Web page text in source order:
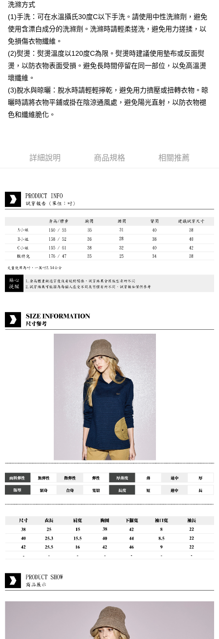
付款後全家取貨
每筆NT$80，滿NT$399(含以上)免運費
付款後7-11取貨
每筆NT$80，滿NT$888(含以上)免運費
宅配到府
每筆NT$80，滿NT$888(含以上)免運費
貨到付款
每筆NT$80，滿NT$888(含以上)免運費
洗滌方式
(1)手洗：可在水溫攝氏30度C以下手洗。請使用中性洗滌劑，避免
使用含漂白成分的洗滌劑。洗滌時請輕柔搓洗，避免用力搓揉，以
免損傷衣物纖維。
(2)熨燙：熨燙溫度以120度C為限。熨燙時建議使用墊布或反面熨
燙，以防衣物表面受損。避免長時間停留在同一部位，以免高溫燙
壞纖維。
(3)脫水與晾曬：脫水時請輕輕擰乾，避免用力擠壓或扭轉衣物。晾
曬時請將衣物平鋪或掛在陰涼通風處，避免陽光直射，以防衣物褪
色和纖維脆化。
詳細說明 商品規格 相關推薦